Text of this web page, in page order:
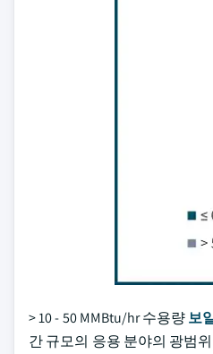
> 10 - 50 MMBtu/hr 수용량보
간 규모의 응용 분야의 광범